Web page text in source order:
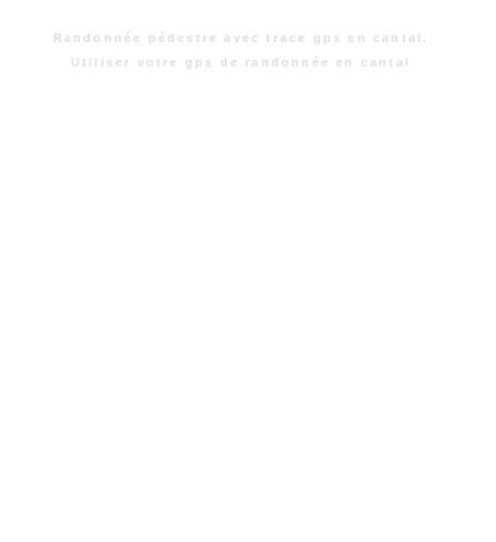
Randonnée pédestre avec trace gps en cantal.
Utiliser votre gps de randonnée en cantal